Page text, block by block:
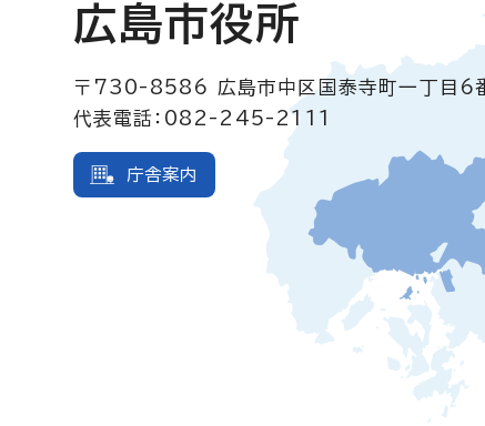
広島市役所
〒730-8586
広島市中区国泰寺町一丁目6
代表電話：082-245-2111
庁舎案内